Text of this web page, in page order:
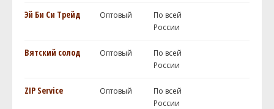
Эй Би Си Трейд Оптовый
По всей
России
Вятский солод Оптовый
По всей
России
ZIP Service Оптовый
По всей
России